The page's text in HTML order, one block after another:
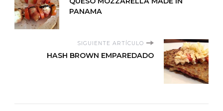
PANAMA
SIGUIENTE ARTÍCULO
HASH BROWN EMPAREDADO